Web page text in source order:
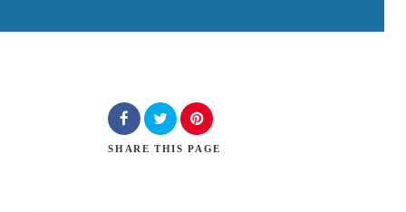
SHARE THIS PAGE